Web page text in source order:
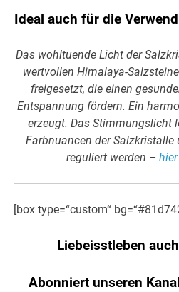
Ideal auch für die
Das wohltuende Licht der
wertvollen Himalaya-
freigesetzt, die einen
Entspannung fördern. Ein
erzeugt. Das Stimmungslicht
Farbnuancen der
reguliert werden –
[box type=“custom“
Liebeisstleben
Abonniert unseren